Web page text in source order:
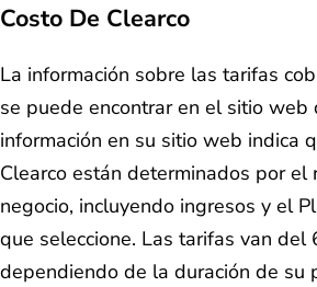
Costo De Clearco
La información sobre las tarifas
se puede encontrar en el sitio web
información en su sitio web indica
Clearco están determinados por el
negocio, incluyendo ingresos y el
que seleccione. Las tarifas van del
dependiendo de la duración de su